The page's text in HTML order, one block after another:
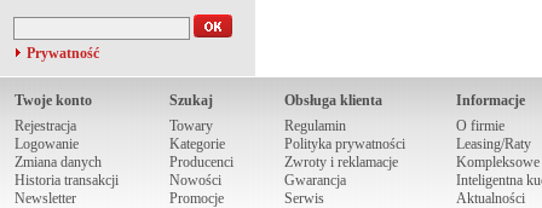
Prywatność
Twoje konto
Rejestracja
Logowanie
Zmiana danych
Historia transakcji
Newsletter
Szukaj
Towary
Kategorie
Producenci
Nowości
Promocje
Obsługa klienta
Regulamin
Polityka prywatności
Zwroty i reklamacje
Gwarancja
Serwis
Informacje
O firmie
Leasing/Raty
Kompleksowe
Inteligentna
Aktualności